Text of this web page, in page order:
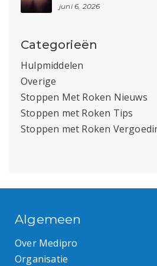
juni 6, 2026
Categorieën
Hulpmiddelen
Overige
Stoppen Met Roken Nieuws
Stoppen met Roken Tips
Stoppen met Roken
Algemeen
Over Medipro
Organisatie